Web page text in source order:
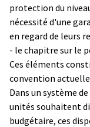
protection du
nécessité d'une
en regard de leurs
- le chapitre sur le
Ces éléments
convention
Dans un système
unités souhaitent
budgétaire, ces